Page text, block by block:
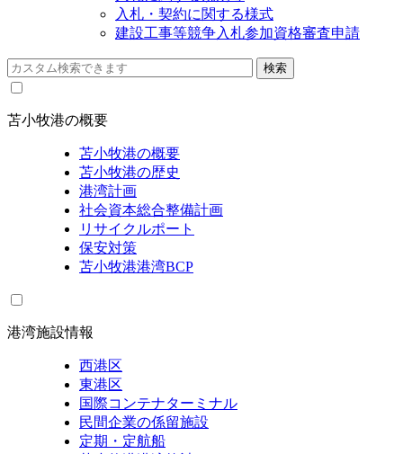
入札・契約に関する様式
建設工事等競争入札参加資格審査申請
苫小牧港の概要
苫小牧港の概要
苫小牧港の歴史
港湾計画
社会資本総合整備計画
リサイクルポート
保安対策
苫小牧港港湾BCP
港湾施設情報
西港区
東港区
国際コンテナターミナル
民間企業の係留施設
定期・定航船